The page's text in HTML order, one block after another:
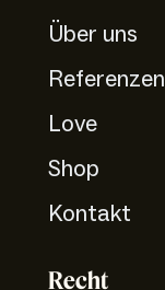
Über uns
Referenzen
Love
Shop
Kontakt
Recht